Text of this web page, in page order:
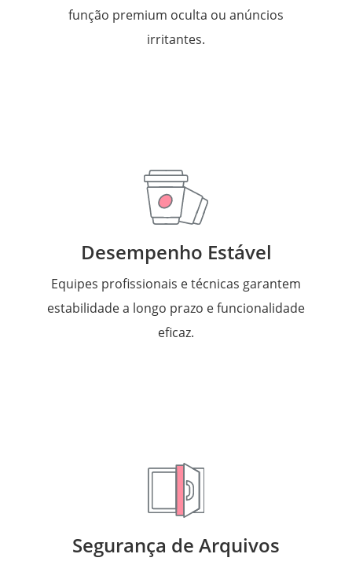
função premium oculta ou anúncios
irritantes.
Desempenho Estável
Equipes profissionais e técnicas garantem
estabilidade a longo prazo e funcionalidade
eficaz.
Segurança de Arquivos